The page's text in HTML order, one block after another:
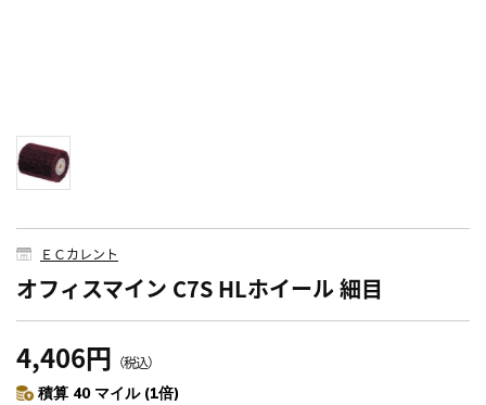
ＥＣカレント
オフィスマイン C7S HLホイール 細目
4,406円 （税込）
積算 40 マイル (1倍)